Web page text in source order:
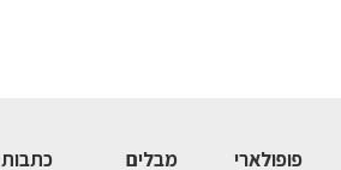
פופולארי מבלים כתבות